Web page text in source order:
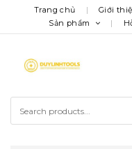
Trang chủ Giới
Sản phẩm